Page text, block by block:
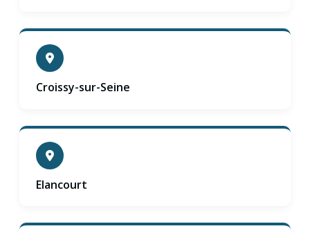
Croissy-sur-Seine
Elancourt